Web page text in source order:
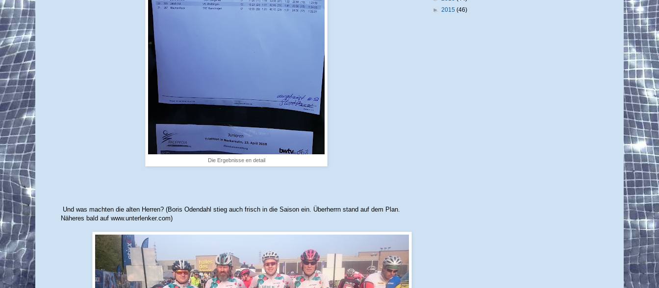
Die Ergebnisse en detail
Und was machten die alten Herren? (Boris Odendahl stieg auch frisch in die Saison ein. Überherrn stand auf dem Plan.
Näheres bald auf www.unterlenker.com)
► 2015 (46)